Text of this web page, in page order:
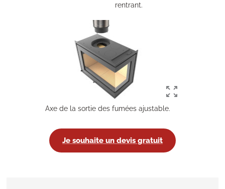
rentrant.
Axe de la sortie des fumées ajustable.
Je souhaite un devis gratuit